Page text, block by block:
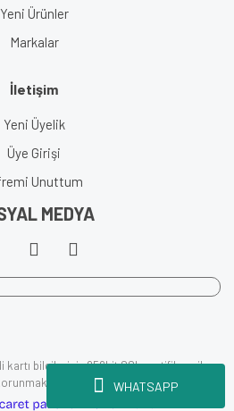
WHATSAPP
Yeni Ürünler
Markalar
İletişim
Yeni Üyelik
Üye Girişi
Unuttum
MEDYA
kartı bilgileriniz 256bit SSL sertifikası ile